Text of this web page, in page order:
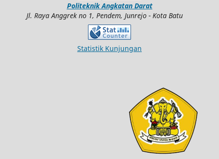
Politeknik Angkatan Darat
Jl. Raya Anggrek no 1, Pendem, Junrejo - Kota Batu
Statistik Kunjungan